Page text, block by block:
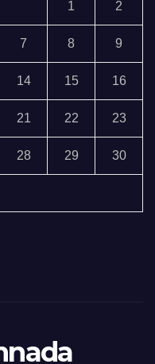
1 2
7 8 9
14 15 16
21 22 23
28 29 30